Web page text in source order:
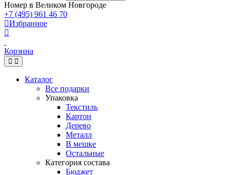
Номер в Великом Новгороде
+7 (495) 961 46 70
Избранное
Корзина
Каталог
Все подарки
Упаковка
Текстиль
Картон
Дерево
Металл
В мешке
Остальные
Категория состава
Бюджет